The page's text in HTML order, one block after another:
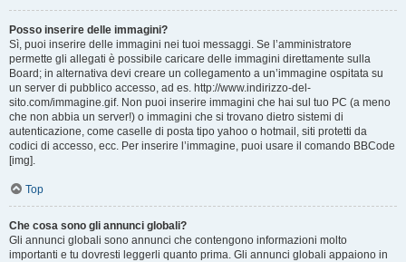
Posso inserire delle immagini?
Sì, puoi inserire delle immagini nei tuoi messaggi. Se l’amministratore
permette gli allegati è possibile caricare delle immagini direttamente sulla
Board; in alternativa devi creare un collegamento a un’immagine ospitata su
un server di pubblico accesso, ad es. http://www.indirizzo-del-
sito.com/immagine.gif. Non puoi inserire immagini che hai sul tuo PC (a meno
che non abbia un server!) o immagini che si trovano dietro sistemi di
autenticazione, come caselle di posta tipo yahoo o hotmail, siti protetti da
codici di accesso, ecc. Per inserire l’immagine, puoi usare il comando BBCode
[img].
Top
Che cosa sono gli annunci globali?
Gli annunci globali sono annunci che contengono informazioni molto
importanti e tu dovresti leggerli quanto prima. Gli annunci globali appaiono in